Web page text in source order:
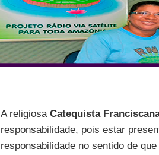
A religiosa Catequista
responsabilidade, pois estar
responsabilidade no sentido de